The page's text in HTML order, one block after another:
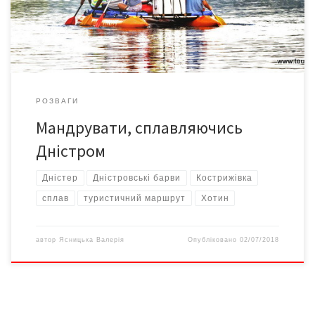
мають відповідні дозволи для проведення сплаву. З огляду на
те, що […]
РОЗВАГИ
Мандрувати, сплавляючись
Дністром
Дністер Дністровські барви Кострижівка
сплав туристичний маршрут Хотин
автор Ясницька Валерія Опубліковано02/07/2018